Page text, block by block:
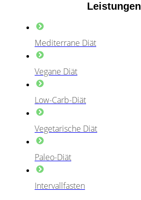
Leistungen
Mediterrane Diät
Vegane Diät
Low-Carb-Diät
Vegetarische Diät
Paleo-Diät
Intervallfasten